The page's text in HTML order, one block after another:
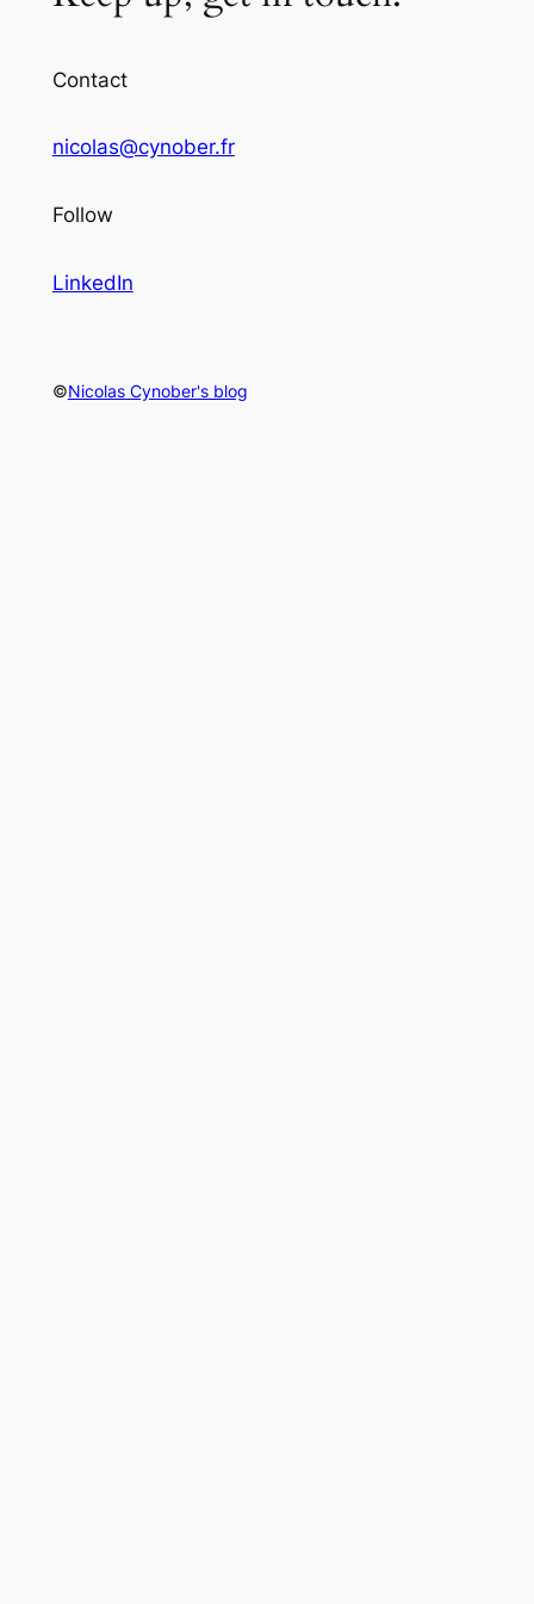
Contact
nicolas@cynober.fr
Follow
LinkedIn
©Nicolas Cynober's blog